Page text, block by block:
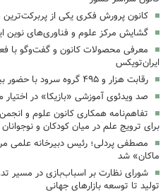
کانون پرورش فکری یکی از
گشایش مرکز علوم و فناوری‌های نوین
معرفی محصولات کانون و گفت‌وگو با
ایران‌تویکس
رقابت هزار و ۴۹۵ گروه سرود با حضور بیش از ۲۲هزار کودک و نوجوان
‌صد ویدئوی آموزشی «بازیکا» در اختیار
تفاهم‌نامه همکاری کانون علوم و
برای ترویج علم در میان کودکان و نوجوانان
مصطفی پردلی؛ رئیس دبیرخانه علمی
ماکان» شد
شورای نظارت بر اسباب‌بازی در مسیر
تولید تا توسعه بازارهای جهانی